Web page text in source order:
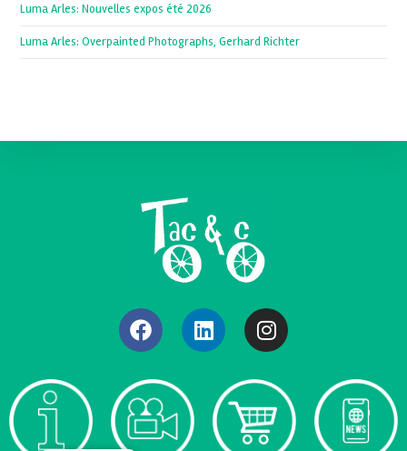
Luma Arles: Nouvelles expos été 2026
Luma Arles: Overpainted Photographs, Gerhard Richter